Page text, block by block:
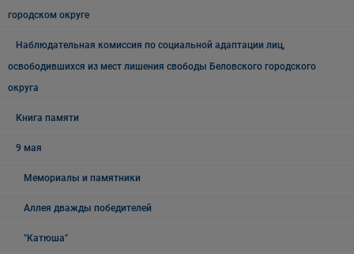
городском округе
Наблюдательная комиссия по социальной адаптации лиц,
освободившихся из мест лишения свободы Беловского городского
округа
Книга памяти
9 мая
Мемориалы и памятники
Аллея дважды победителей
"Катюша"